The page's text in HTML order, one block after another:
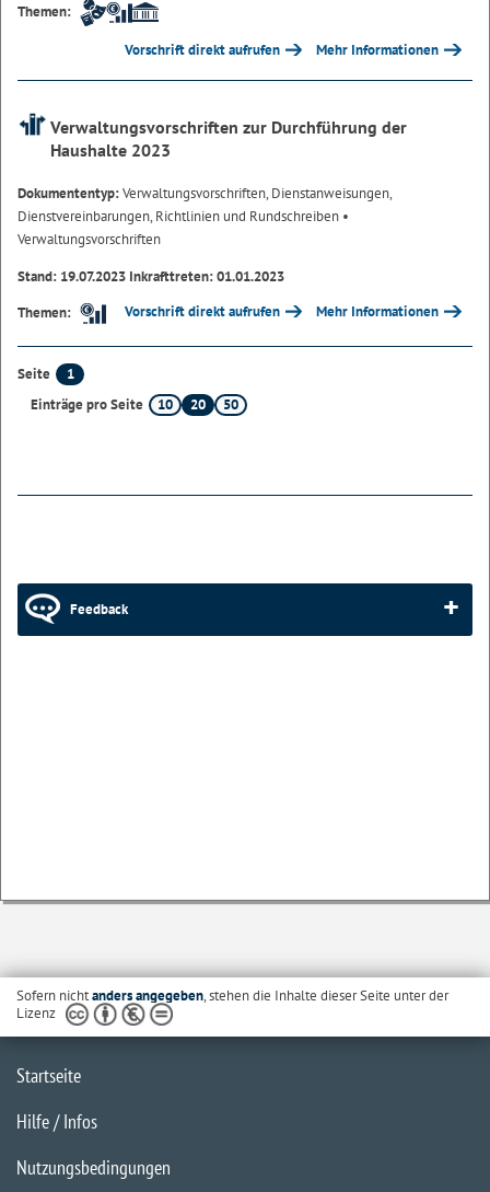
Themen:
Vorschrift direkt aufrufen Mehr Informationen
Verwaltungsvorschriften zur Durchführung der
Haushalte 2023
Dokumententyp:Verwaltungsvorschriften, Dienstanweisungen,
Dienstvereinbarungen, Richtlinien und Rundschreiben •
Verwaltungsvorschriften
Stand: 19.07.2023 Inkrafttreten: 01.01.2023
Themen:
Vorschrift direkt aufrufen Mehr Informationen
Seite
1
Einträge pro Seite
10 20 50
Feedback
Sofern nichtanders angegeben, stehen die Inhalte dieser Seite unter der
Lizenz
Startseite
Hilfe / Infos
Nutzungsbedingungen